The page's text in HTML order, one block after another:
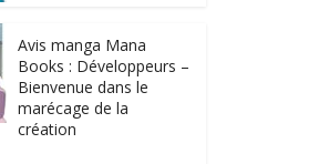
Avis manga Mana
Books : Développeurs –
Bienvenue dans le
marécage de la
création